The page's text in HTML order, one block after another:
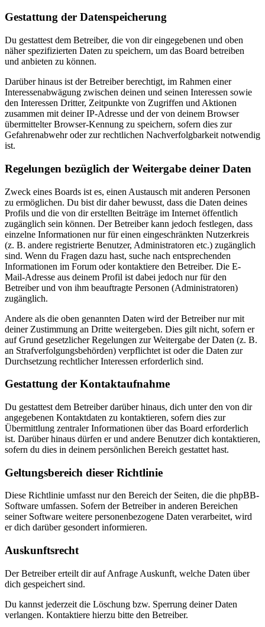
Gestattung der Datenspeicherung
Du gestattest dem Betreiber, die von dir eingegebenen und oben
näher spezifizierten Daten zu speichern, um das Board betreiben
und anbieten zu können.
Darüber hinaus ist der Betreiber berechtigt, im Rahmen einer
Interessenabwägung zwischen deinen und seinen Interessen sowie
den Interessen Dritter, Zeitpunkte von Zugriffen und Aktionen
zusammen mit deiner IP-Adresse und der von deinem Browser
übermittelter Browser-Kennung zu speichern, sofern dies zur
Gefahrenabwehr oder zur rechtlichen Nachverfolgbarkeit notwendig
ist.
Regelungen bezüglich der Weitergabe deiner Daten
Zweck eines Boards ist es, einen Austausch mit anderen Personen
zu ermöglichen. Du bist dir daher bewusst, dass die Daten deines
Profils und die von dir erstellten Beiträge im Internet öffentlich
zugänglich sein können. Der Betreiber kann jedoch festlegen, dass
einzelne Informationen nur für einen eingeschränkten Nutzerkreis
(z. B. andere registrierte Benutzer, Administratoren etc.) zugänglich
sind. Wenn du Fragen dazu hast, suche nach entsprechenden
Informationen im Forum oder kontaktiere den Betreiber. Die E-
Mail-Adresse aus deinem Profil ist dabei jedoch nur für den
Betreiber und von ihm beauftragte Personen (Administratoren)
zugänglich.
Andere als die oben genannten Daten wird der Betreiber nur mit
deiner Zustimmung an Dritte weitergeben. Dies gilt nicht, sofern er
auf Grund gesetzlicher Regelungen zur Weitergabe der Daten (z. B.
an Strafverfolgungsbehörden) verpflichtet ist oder die Daten zur
Durchsetzung rechtlicher Interessen erforderlich sind.
Gestattung der Kontaktaufnahme
Du gestattest dem Betreiber darüber hinaus, dich unter den von dir
angegebenen Kontaktdaten zu kontaktieren, sofern dies zur
Übermittlung zentraler Informationen über das Board erforderlich
ist. Darüber hinaus dürfen er und andere Benutzer dich kontaktieren,
sofern du dies in deinem persönlichen Bereich gestattet hast.
Geltungsbereich dieser Richtlinie
Diese Richtlinie umfasst nur den Bereich der Seiten, die die phpBB-
Software umfassen. Sofern der Betreiber in anderen Bereichen
seiner Software weitere personenbezogene Daten verarbeitet, wird
er dich darüber gesondert informieren.
Auskunftsrecht
Der Betreiber erteilt dir auf Anfrage Auskunft, welche Daten über
dich gespeichert sind.
Du kannst jederzeit die Löschung bzw. Sperrung deiner Daten
verlangen. Kontaktiere hierzu bitte den Betreiber.